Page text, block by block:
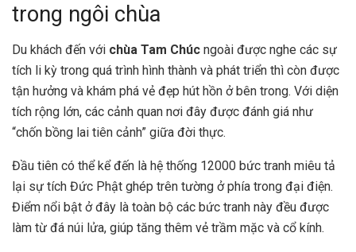
trong ngôi chùa
Du khách đến với chùa Tam Chúc ngoài được nghe các sự
tích li kỳ trong quá trình hình thành và phát triển thì còn được
tận hưởng và khám phá vẻ đẹp hút hồn ở bên trong. Với diện
tích rộng lớn, các cảnh quan nơi đây được đánh giá như
“chốn bồng lai tiên cảnh” giữa đời thực.
Đầu tiên có thể kể đến là hệ thống 12000 bức tranh miêu tả
lại sự tích Đức Phật ghép trên tường ở phía trong đại điện.
Điểm nổi bật ở đây là toàn bộ các bức tranh này đều được
làm từ đá núi lửa, giúp tăng thêm vẻ trầm mặc và cổ kính.